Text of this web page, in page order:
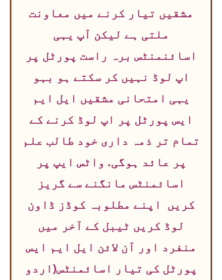
مشقیں تیار کرنے میں معاونت
ملتی ہے لیکن آپ یہی
اسائنمنٹس برہ راست پورٹل پر
اپ لوڈ نہیں کر سکتے ہو بہو
یہی امتحانی مشقیں ایل ایم
ایس پورٹل پر اپ لوڈ کرنے کے
تمام تر ذمہ داری خود طالب علم
پر عائد ہوگی. واٹس ایپ پر
اسائمنٹس مانگنے سے گریز
کریں اپنے مطلوبہ کوڈز ڈاون
لوڈ کریں ٹیبل کے آخر میں
منفرد اور آن لائن ایل ایم ایس
پورٹل کی تیار اسائمنٹس(اردو